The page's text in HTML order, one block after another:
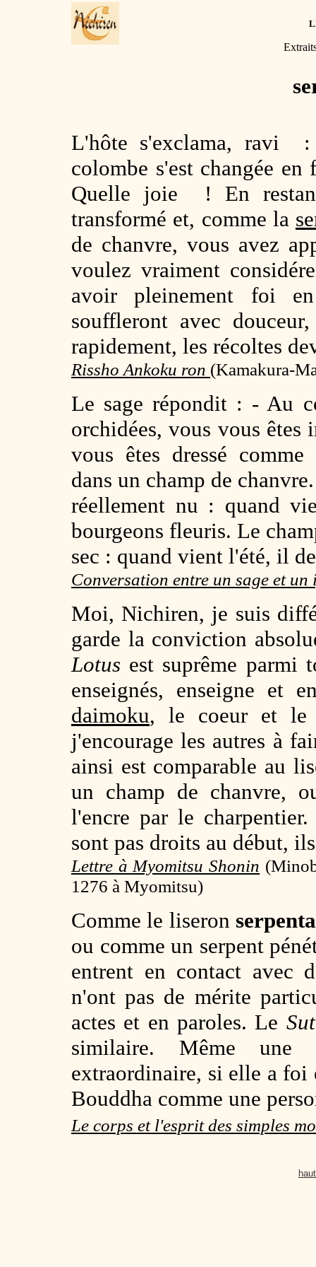
L'hôte s'exclama, ravi
colombe s'est changée
Quelle joie ! En
transformé et, comme la
de chanvre, vous avez
voulez vraiment
avoir pleinement foi
souffleront avec
rapidement, les récoltes
Rissho Ankoku ron (Kamakura-
Le sage répondit : - Au
orchidées, vous vous
vous êtes dressé
dans un champ de
réellement nu : quand
bourgeons fleuris. Le
sec : quand vient l'été, il
Conversation entre un sage et
Moi, Nichiren, je suis
garde la conviction
Lotus est suprême parmi
enseignés, enseigne et
daimoku, le coeur et
j'encourage les autres à
ainsi est comparable au
un champ de chanvre,
l'encre par le
sont pas droits au début,
Lettre à Myomitsu Shonin (
1276 à Myomitsu)
Comme le liseron
ou comme un serpent
entrent en contact avec
n'ont pas de mérite
actes et en paroles. Le
similaire. Même
extraordinaire, si elle a foi
Bouddha comme une
Le corps et l'esprit des simples